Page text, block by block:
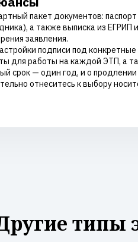
пакет документов:
а также выписка из
заявления.
подписи под
для работы на каждой ЭТП, а
срок — один год, и о
отнеситесь к выбору
типы